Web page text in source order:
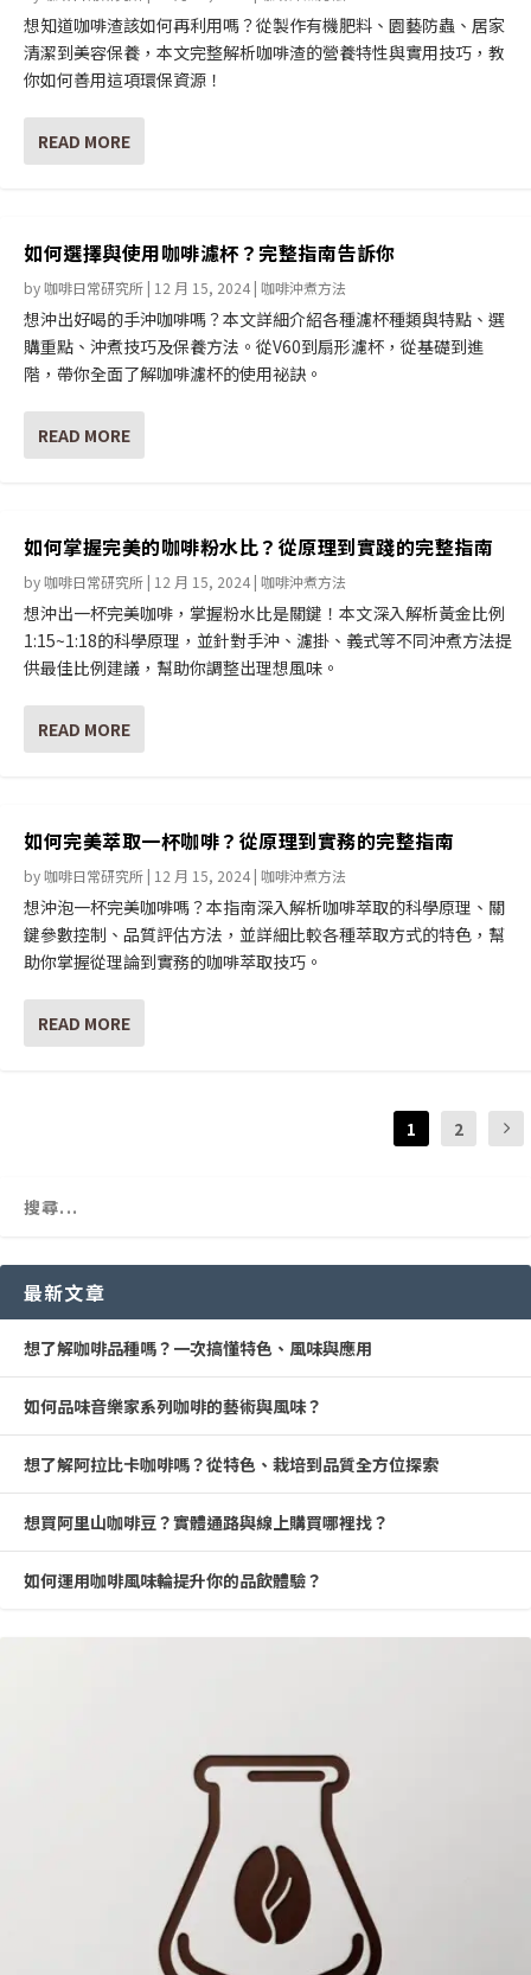
想知道咖啡渣該如何再利用嗎？從製作有機肥料、園藝防蟲、居家
清潔到美容保養，本文完整解析咖啡渣的營養特性與實用技巧，教
你如何善用這項環保資源！
READ MORE
如何選擇與使用咖啡濾杯？完整指南告訴你
by咖啡日常研究所 | 12 月 15, 2024 | 咖啡沖煮方法
想沖出好喝的手沖咖啡嗎？本文詳細介紹各種濾杯種類與特點、選
購重點、沖煮技巧及保養方法。從V60到扇形濾杯，從基礎到進
階，帶你全面了解咖啡濾杯的使用祕訣。
READ MORE
如何掌握完美的咖啡粉水比？從原理到實踐的完整指南
by咖啡日常研究所 | 12 月 15, 2024 | 咖啡沖煮方法
想沖出一杯完美咖啡，掌握粉水比是關鍵！本文深入解析黃金比例
1:15~1:18的科學原理，並針對手沖、濾掛、義式等不同沖煮方法提
供最佳比例建議，幫助你調整出理想風味。
READ MORE
如何完美萃取一杯咖啡？從原理到實務的完整指南
by咖啡日常研究所 | 12 月 15, 2024 | 咖啡沖煮方法
想沖泡一杯完美咖啡嗎？本指南深入解析咖啡萃取的科學原理、關
鍵參數控制、品質評估方法，並詳細比較各種萃取方式的特色，幫
助你掌握從理論到實務的咖啡萃取技巧。
READ MORE
1 2
最新文章
想了解咖啡品種嗎？一次搞懂特色、風味與應用
如何品味音樂家系列咖啡的藝術與風味？
想了解阿拉比卡咖啡嗎？從特色、栽培到品質全方位探索
想買阿里山咖啡豆？實體通路與線上購買哪裡找？
如何運用咖啡風味輪提升你的品飲體驗？